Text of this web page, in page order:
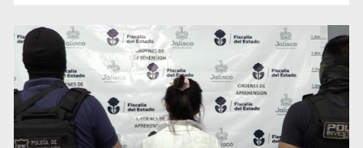
Critican inoperancia de la ASEJ para recuperar fondos
públicos